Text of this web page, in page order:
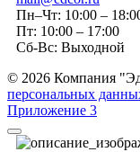
Пн–Чт: 10:00 –
Пт: 10:00 – 17:00
Сб-Вс: Выходной
© 2026 Компания
персональных
Приложение 3